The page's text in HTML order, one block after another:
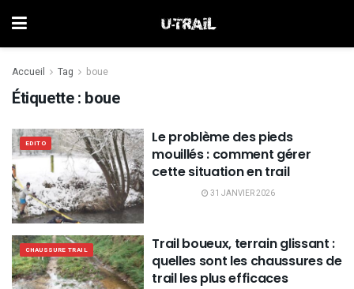
Accueil Tag boue
Étiquette : boue
EDITO
Le problème des pieds
mouillés : comment gérer
cette situation en trail
31 JANVIER 2026
CHAUSSURE TRAIL
Trail boueux, terrain glissant :
quelles sont les chaussures de
trail les plus efficaces